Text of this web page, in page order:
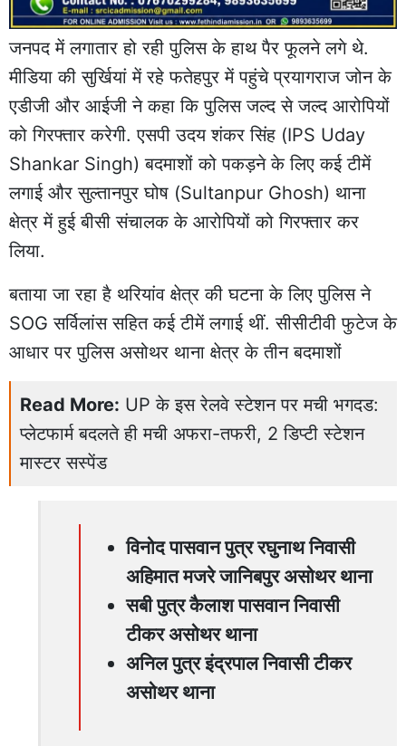
जनपद में लगातार हो रही पुलिस के हाथ पैर फूलने लगे थे.
मीडिया की सुर्खियां में रहे फतेहपुर में पहुंचे प्रयागराज जोन के
एडीजी और आईजी ने कहा कि पुलिस जल्द से जल्द आरोपियों
को गिरफ्तार करेगी. एसपी उदय शंकर सिंह (IPS Uday
Shankar Singh) बदमाशों को पकड़ने के लिए कई टीमें
लगाई औरसुल्तानपुर घोष (Sultanpur Ghosh) थाना
क्षेत्र में हुई बीसी संचालक के आरोपियों को गिरफ्तार कर
लिया.
बताया जा रहा है थरियांव क्षेत्र की घटना के लिए पुलिस ने
SOG सर्विलांस सहित कई टीमें लगाई थीं. सीसीटीवी फुटेज के
आधार पर पुलिस असोथर थाना क्षेत्र के तीन बदमाशों
Read More: UP के इस रेलवे स्टेशन पर मची भगदड:
प्लेटफार्म बदलते ही मची अफरा-तफरी, 2 डिप्टी स्टेशन
मास्टर सस्पेंड
विनोद पासवान पुत्र रघुनाथ निवासी
अहिमात मजरे जानिबपुर असोथर थाना
सबी पुत्र कैलाश पासवान निवासी
टीकर असोथर थाना
अनिल पुत्र इंद्रपाल निवासी टीकर
असोथर थाना